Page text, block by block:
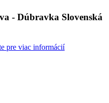
- Dúbravka Slovenská
pre viac informácií